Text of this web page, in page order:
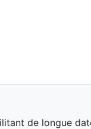
de longue